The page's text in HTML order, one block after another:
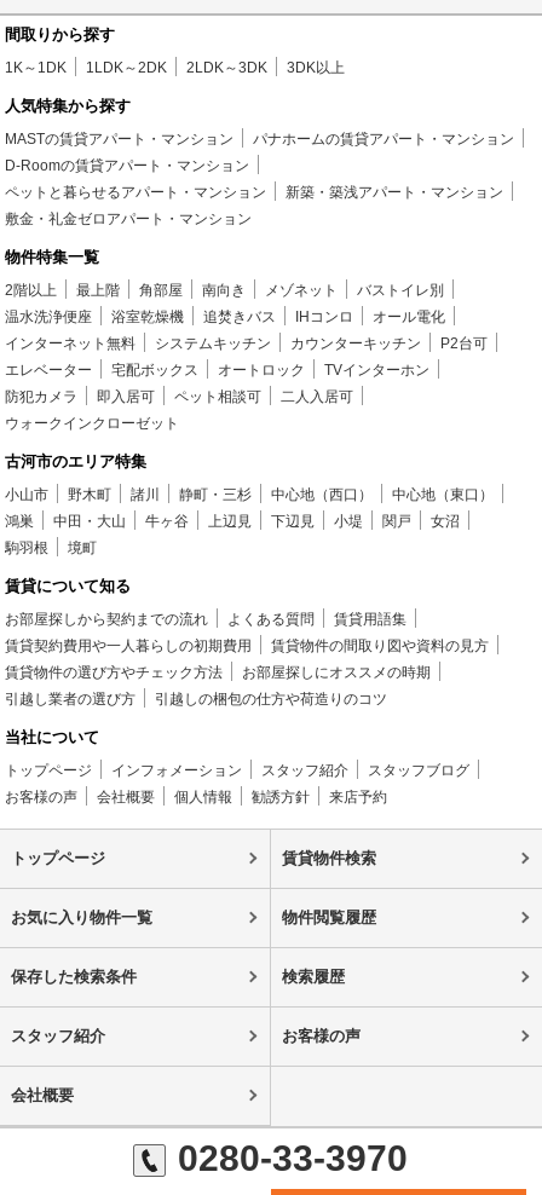
間取りから探す
1K～1DK 1LDK～2DK 2LDK～3DK 3DK以上
人気特集から探す
MASTの賃貸アパート・マンション
パナホームの賃貸アパート・マンション
D-Roomの賃貸アパート・マンション
ペットと暮らせるアパート・マンション
新築・築浅アパート・マンション
敷金・礼金ゼロアパート・マンション
物件特集一覧
2階以上 最上階 角部屋 南向き メゾネット
バストイレ別
温水洗浄便座
浴室乾燥機 追焚きバス IHコンロ
オール電化
インターネット無料
システムキッチン カウンターキッチン
P2台可
エレベーター
宅配ボックス オートロック
TVインターホン
防犯カメラ
即入居可 ペット相談可
二人入居可
ウォークインクローゼット
古河市のエリア特集
小山市 野木町 諸川 静町・三杉 中心地（西口）
中心地（東口）
鴻巣
中田・大山 牛ヶ谷 上辺見 下辺見 小堤 関戸
女沼
駒羽根
境町
賃貸について知る
お部屋探しから契約までの流れ よくある質問
賃貸用語集
賃貸契約費用や一人暮らしの初期費用
賃貸物件の間取り図や資料の見方
賃貸物件の選び方やチェック方法
お部屋探しにオススメの時期
引越し業者の選び方
引越しの梱包の仕方や荷造りのコツ
当社について
トップページ インフォメーション スタッフ紹介
スタッフブログ
お客様の声
会社概要 個人情報 勧誘方針 来店予約
トップページ 賃貸物件検索
お気に入り物件一覧 物件閲覧履歴
保存した検索条件 検索履歴
スタッフ紹介 お客様の声
会社概要
0280-33-3970